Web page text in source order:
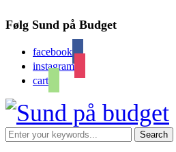
Følg Sund på Budget
facebook
instagram
cart